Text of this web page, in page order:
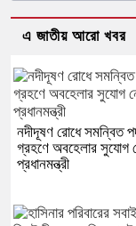
এ জাতীয় আরো খবর
নদীদূষণ রোধে সমন্বিত
গ্রহণে অবহেলার সুযোগ
প্রধানমন্ত্রী